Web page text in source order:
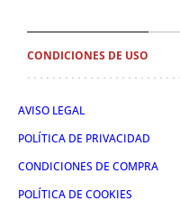
CONDICIONES DE USO
AVISO LEGAL
POLÍTICA DE PRIVACIDAD
CONDICIONES DE COMPRA
POLÍTICA DE COOKIES